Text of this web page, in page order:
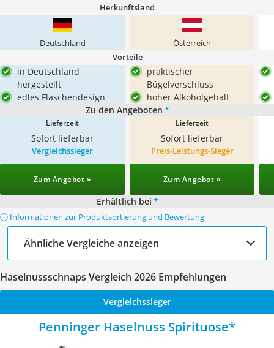
Herkunftsland
Deutschland Österreich
Vorteile
in Deutschland
hergestellt
edles Flaschendesign
praktischer
Bügelverschluss
hoher Alkoholgehalt
Zu den Angeboten *
Lieferzeit
Sofort lieferbar
Lieferzeit
Sofort lieferbar
Vergleichssieger
Zum Angebot »
Preis-Leistungs-Sieger
Zum Angebot »
Erhältlich bei *
ⓘ Informationen zur Produktsortierung und Bewertung
Ähnliche Vergleiche anzeigen
Haselnussschnaps Vergleich 2026 Empfehlungen
Vergleichssieger
Penninger Haselnuss Spirituose